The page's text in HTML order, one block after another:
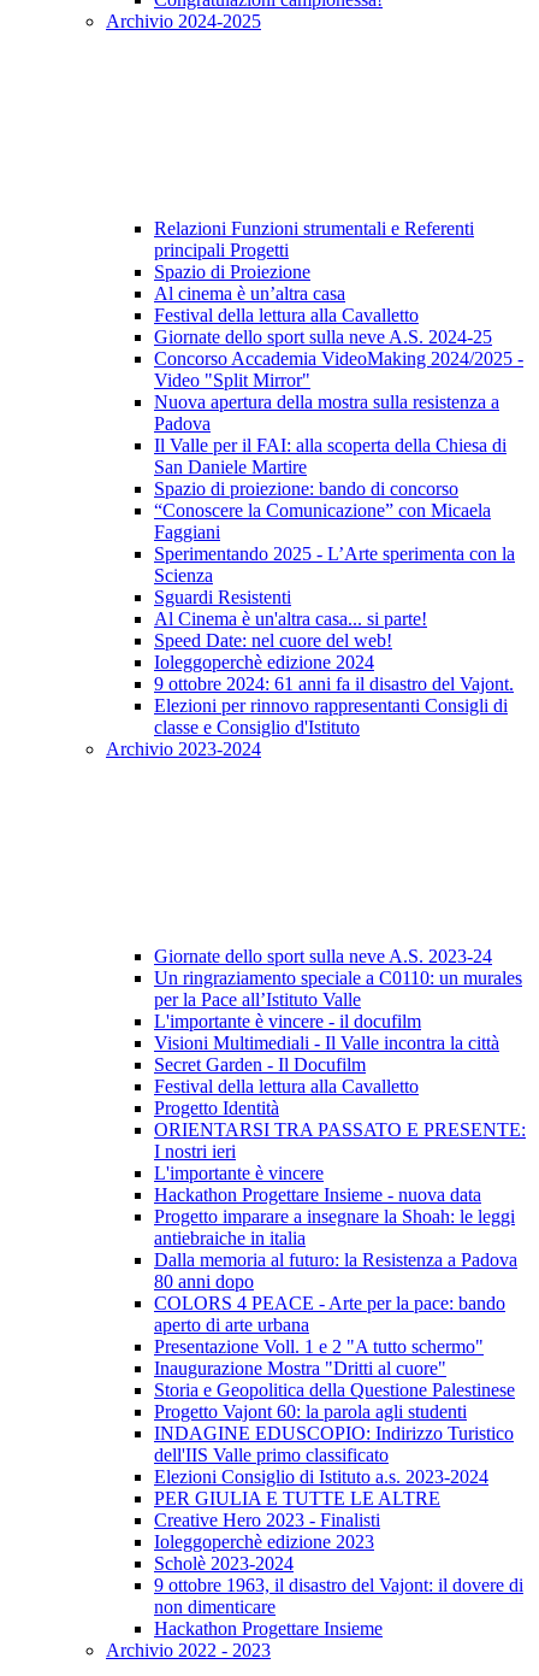
Archivio 2024-2025
Relazioni Funzioni strumentali e Referenti
principali Progetti
Spazio di Proiezione
Al cinema è un’altra casa
Festival della lettura alla Cavalletto
Giornate dello sport sulla neve A.S. 2024-25
Concorso Accademia VideoMaking 2024/2025 -
Video "Split Mirror"
Nuova apertura della mostra sulla resistenza a
Padova
Il Valle per il FAI: alla scoperta della Chiesa di
San Daniele Martire
Spazio di proiezione: bando di concorso
“Conoscere la Comunicazione” con Micaela
Faggiani
Sperimentando 2025 - L’Arte sperimenta con la
Scienza
Sguardi Resistenti
Al Cinema è un'altra casa... si parte!
Speed Date: nel cuore del web!
Ioleggoperchè edizione 2024
9 ottobre 2024: 61 anni fa il disastro del Vajont.
Elezioni per rinnovo rappresentanti Consigli di
classe e Consiglio d'Istituto
Archivio 2023-2024
Giornate dello sport sulla neve A.S. 2023-24
Un ringraziamento speciale a C0110: un murales
per la Pace all’Istituto Valle
L'importante è vincere - il docufilm
Visioni Multimediali - Il Valle incontra la città
Secret Garden - Il Docufilm
Festival della lettura alla Cavalletto
Progetto Identità
ORIENTARSI TRA PASSATO E PRESENTE:
I nostri ieri
L'importante è vincere
Hackathon Progettare Insieme - nuova data
Progetto imparare a insegnare la Shoah: le leggi
antiebraiche in italia
Dalla memoria al futuro: la Resistenza a Padova
80 anni dopo
COLORS 4 PEACE - Arte per la pace: bando
aperto di arte urbana
Presentazione Voll. 1 e 2 "A tutto schermo"
Inaugurazione Mostra "Dritti al cuore"
Storia e Geopolitica della Questione Palestinese
Progetto Vajont 60: la parola agli studenti
INDAGINE EDUSCOPIO: Indirizzo Turistico
dell'IIS Valle primo classificato
Elezioni Consiglio di Istituto a.s. 2023-2024
PER GIULIA E TUTTE LE ALTRE
Creative Hero 2023 - Finalisti
Ioleggoperchè edizione 2023
Scholè 2023-2024
9 ottobre 1963, il disastro del Vajont: il dovere di
non dimenticare
Hackathon Progettare Insieme
Archivio 2022 - 2023